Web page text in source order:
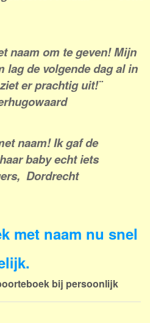
naam om te geven! Mijn
lag de volgende dag al in
ziet er prachtig uit!¨
naam! Ik gaf de
baby echt iets
Dordrecht
met naam nu snel
bij persoonlijk